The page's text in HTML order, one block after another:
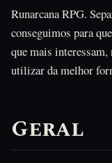
Runarcana RPG.
conseguimos para
que mais interessam,
utilizar da melhor
Geral